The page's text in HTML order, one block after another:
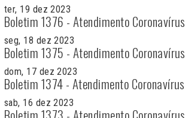
ter, 19 dez 2023
Boletim 1376 - Atendimento Coronavírus
seg, 18 dez 2023
Boletim 1375 - Atendimento Coronavírus
dom, 17 dez 2023
Boletim 1374 - Atendimento Coronavírus
sab, 16 dez 2023